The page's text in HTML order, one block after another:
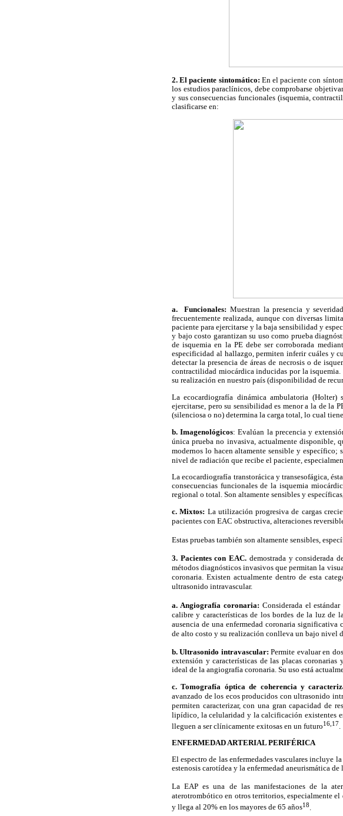
2. El paciente sintomático: En el paciente con
los estudios paraclínicos, debe comprobarse
y sus consecuencias funcionales (isquemia,
clasificarse en:
a. Funcionales: Muestran la presencia y
frecuentemente realizada, aunque con diversas
paciente para ejercitarse y la baja sensibilidad y
y bajo costo garantizan su uso como prueba
de isquemia en la PE debe ser corroborada
especificidad al hallazgo, permiten inferir cuáles y
detectar la presencia de áreas de necrosis o de
contractilidad miocárdica inducidas por la
su realización en nuestro país (disponibilidad de
La ecocardiografía dinámicaambulatoria (Holter)
ejercitarse, pero su sensibilidad es menor a la de la
(silenciosa o no) determina la carga total, lo cual
b. Imagenológicos: Evalúan la precencia y
única prueba no invasiva, actualmente disponible,
modernos lo hacen altamente sensible y
nivel de radiación que recibe el paciente,
La ecocardiografía transtorácica y transesofágica,
consecuencias funcionales de la isquemia
regional o total. Son altamente sensibles y
c. Mixtos: La utilización progresiva de cargas
pacientes con EAC obstructiva, alteraciones
Estas pruebas también son altamente sensibles,
3. Pacientes con EAC. demostrada y considerada
métodos diagnósticos invasivos que permitan la
coronaria. Existen actualmente dentro de esta
ultrasonido intravascular.
a. Angiografía coronaria: Considerada el
calibre y características de los bordes de la luz de
ausencia de una enfermedad coronaria
de alto costo y su realización conlleva un bajo nivel
b. Ultrasonido intravascular:Permite evaluar en
extensión y características de las placas
ideal de la angiografía coronaria. Su uso está
c. Tomografía óptica de coherencia y
avanzado de los ecos producidos con ultrasonido
permiten caracterizar, con una gran capacidad de
lipídico, la celularidad y la calcificación existentes
lleguen a ser clínicamente exitosas en un futuro16,17.
ENFERMEDAD ARTERIAL PERIFÉRICA
El espectro de las enfermedades vasculares incluye
estenosis carotídea y la enfermedad aneurismática
La EAP es una de las manifestaciones de la
aterotrombótico en otros territorios, especialmente
y llega al 20% en los mayores de 65 años18